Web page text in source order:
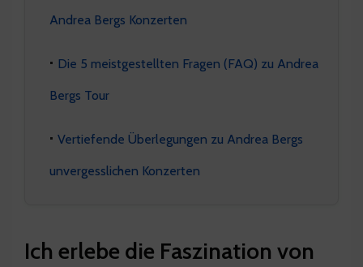
Andrea Bergs Konzerten
Die 5 meistgestellten Fragen (FAQ) zu Andrea
Bergs Tour
Vertiefende Überlegungen zu Andrea Bergs
unvergesslichen Konzerten
Ich erlebe die Faszination von